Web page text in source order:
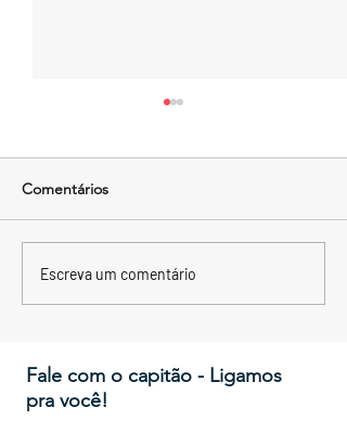
Comentários
Escreva um comentário
Fale com o capitão - Ligamos
pra você!